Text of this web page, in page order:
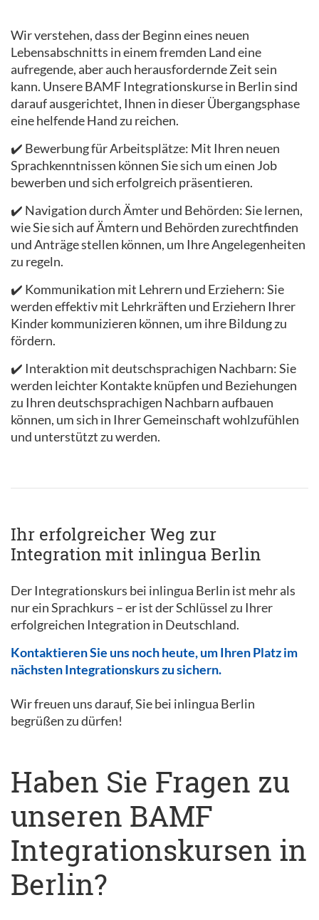
Wir verstehen, dass der Beginn eines neuen
Lebensabschnitts in einem fremden Land eine
aufregende, aber auch herausfordernde Zeit sein
kann. Unsere BAMF Integrationskurse in Berlin sind
darauf ausgerichtet, Ihnen in dieser Übergangsphase
eine helfende Hand zu reichen.
✔️ Bewerbung für Arbeitsplätze: Mit Ihren neuen
Sprachkenntnissen können Sie sich um einen Job
bewerben und sich erfolgreich präsentieren.
✔️ Navigation durch Ämter und Behörden: Sie lernen,
wie Sie sich auf Ämtern und Behörden zurechtfinden
und Anträge stellen können, um Ihre Angelegenheiten
zu regeln.
✔️ Kommunikation mit Lehrern und Erziehern: Sie
werden effektiv mit Lehrkräften und Erziehern Ihrer
Kinder kommunizieren können, um ihre Bildung zu
fördern.
✔️ Interaktion mit deutschsprachigen Nachbarn: Sie
werden leichter Kontakte knüpfen und Beziehungen
zu Ihren deutschsprachigen Nachbarn aufbauen
können, um sich in Ihrer Gemeinschaft wohlzufühlen
und unterstützt zu werden.
Ihr erfolgreicher Weg zur
Integration mit inlingua Berlin
Der Integrationskurs bei inlingua Berlin ist mehr als
nur ein Sprachkurs – er ist der Schlüssel zu Ihrer
erfolgreichen Integration in Deutschland.
Kontaktieren Sie uns noch heute, um Ihren Platz im
nächsten Integrationskurs zu sichern.
Wir freuen uns darauf, Sie bei inlingua Berlin
begrüßen zu dürfen!
Haben Sie Fragen zu
unseren BAMF
Integrationskursen in
Berlin?